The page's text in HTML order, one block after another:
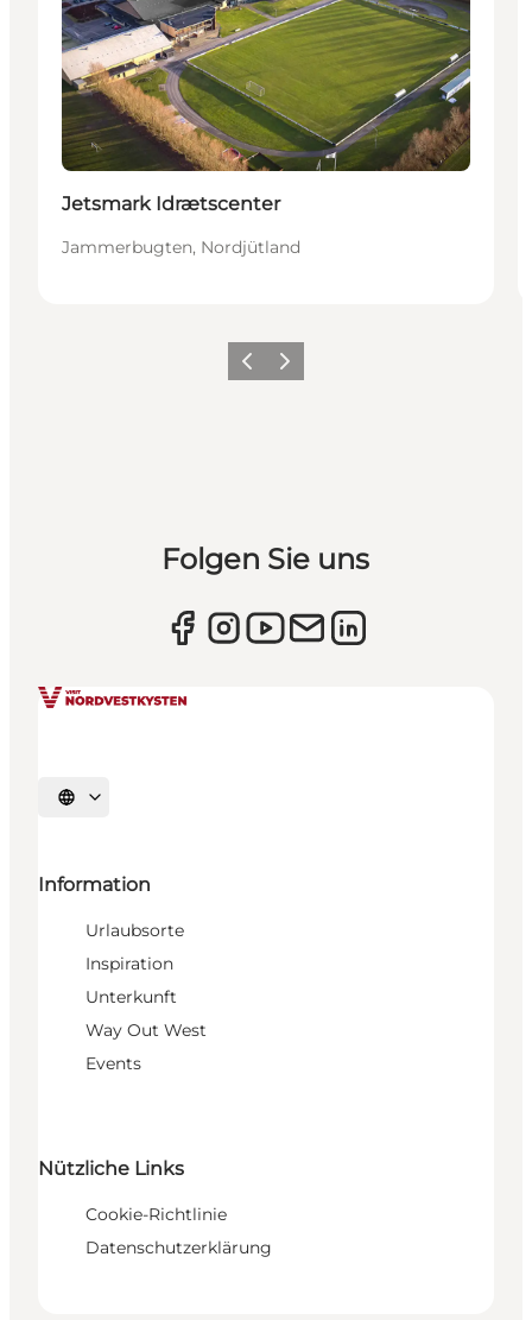
Jetsmark Idrætscenter
Jammerbugten, Nordjütland
ZurückWeiter
Folgen Sie uns
Sprache auswählen
Information
Urlaubsorte
Inspiration
Unterkunft
Way Out West
Events
Nützliche Links
Cookie-Richtlinie
Datenschutzerklärung